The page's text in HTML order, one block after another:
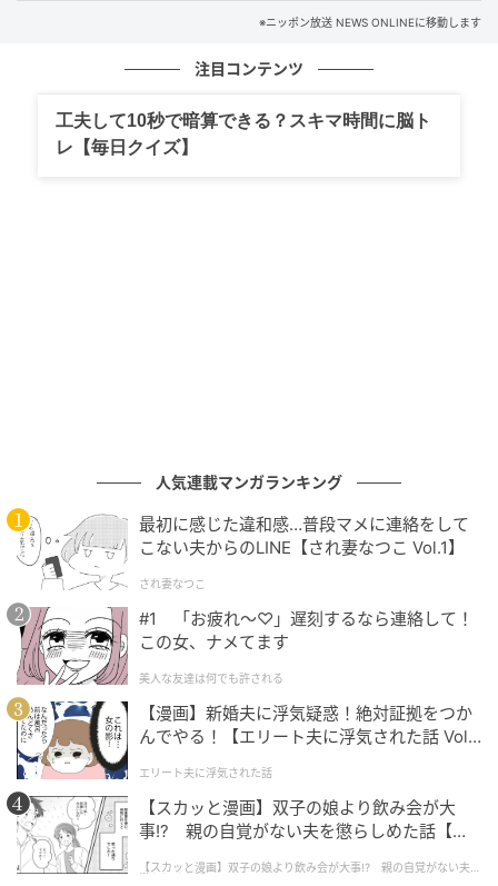
※ニッポン放送 NEWS ONLINEに移動します
注目コンテンツ
工夫して10秒で暗算できる？スキマ時間に脳ト
レ【毎日クイズ】
人気連載マンガランキング
最初に感じた違和感…普段マメに連絡をして
こない夫からのLINE【され妻なつこ Vol.1】
され妻なつこ
#1 「お疲れ〜♡」遅刻するなら連絡して！
この女、ナメてます
美人な友達は何でも許される
【漫画】新婚夫に浮気疑惑！絶対証拠をつか
んでやる！【エリート夫に浮気された話 Vol.
エリート夫に浮気された話
【スカッと漫画】双子の娘より飲み会が大
事!? 親の自覚がない夫を懲らしめた話【第1
【スカッと漫画】双子の娘より飲み会が大事!? 親の自覚がない夫を
懲らしめた話